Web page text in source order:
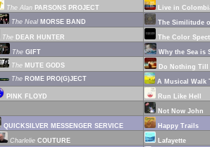
The Alan PARSONS PROJECT
Live in
The Neal MORSE BAND
The Similitude
The DEAR HUNTER
The Color
The GIFT
Why the Sea is
The MUTE GODS
Do Nothing Till
The ROME PRO(G)JECT
A Musical Walk
PINK FLOYD
Run Like Hell
Not Now John
QUICKSILVER MESSENGER SERVICE
Happy Trails
Charlelie COUTURE
Lafayette